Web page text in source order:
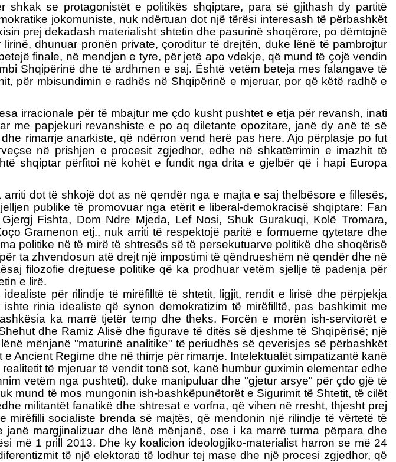
shkak se protagonistët e politikës shqiptare, para së gjithash dy partitë
jokomuniste, nuk ndërtuan dot një tërësi interesash të përbashkët
prej dekadash materialisht shtetin dhe pasurinë shoqërore, po dëmtojnë
dhunuar pronën private, çoroditur të drejtën, duke lënë të pambrojtur
finale, në mendjen e tyre, për jetë apo vdekje, që mund të çojë vendin
Shqipërinë dhe të ardhmen e saj. Është vetëm beteja mes falangave të
për mbisundimin e radhës në Shqipërinë e mjeruar, por që këtë radhë e
irracionale për të mbajtur me çdo kusht pushtet e etja për revansh, inati
me papjekuri revanshiste e po aq diletante opozitare, janë dy anë të së
rimarrje anarkiste, që ndërron vend herë pas here. Ajo përplasje po fut
në prishjen e procesit zgjedhor, edhe në shkatërrimin e imazhit të
shqiptar përfitoi në kohët e fundit nga drita e gjelbër që i hapi Europa
dot të shkojë dot as në qendër nga e majta e saj thelbësore e fillesës,
publike të promovuar nga etërit e liberal-demokracisë shqiptare: Fan
Fishta, Dom Ndre Mjeda, Lef Nosi, Shuk Gurakuqi, Kolë Tromara,
Gramenon etj., nuk arriti të respektojë paritë e formueme qytetare dhe
politike në të mirë të shtresës së të persekutuarve politikë dhe shoqërisë
ta zhvendosun atë drejt një impostimi të qëndrueshëm në qendër dhe në
filozofie drejtuese politike që ka prodhuar vetëm sjellje të padenja për
e lirë.
për rilindje të mirëfilltë të shtetit, ligjit, rendit e lirisë dhe përpjekja
rinia idealiste që synon demokratizim të mirëfilltë, pas bashkimit me
ka marrë tjetër temp dhe theks. Forcën e morën ish-servitorët e
dhe Ramiz Alisë dhe figurave të ditës së djeshme të Shqipërisë; një
mënjanë "maturinë analitike" të periudhës së qeverisjes së përbashkët
Ancient Regime dhe në thirrje për rimarrje. Intelektualët simpatizantë kanë
të mjeruar të vendit tonë sot, kanë humbur guximin elementar edhe
vetëm nga pushteti), duke manipuluar dhe "gjetur arsye" për çdo gjë të
mund të mos mungonin ish-bashkëpunëtorët e Sigurimit të Shtetit, të cilët
militantët fanatikë dhe shtresat e vorfna, që vihen në rresht, thjesht prej
socialiste brenda së majtës, që mendonin një rilindje të vërtetë të
margjinalizuar dhe lënë mënjanë, ose i ka marrë turma përpara dhe
më 1 prill 2013. Dhe ky koalicion ideologjiko-materialist harron se më 24
të një elektorati të lodhur tej mase dhe një procesi zgjedhor, që